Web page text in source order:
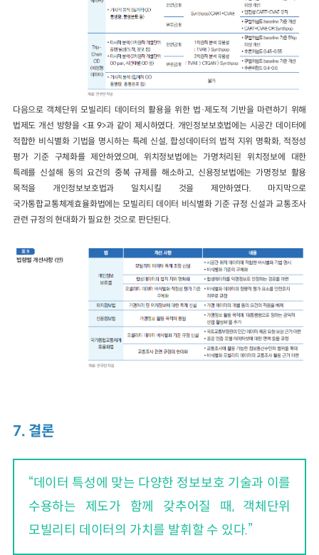
다음으로 객체단위 모빌리티 데이터의 활용을 위한 법·제도적 기반을 마련하기 위해
법제도 개선 방향을 <표 9>과 같이 제시하였다. 개인정보보호법에는 시공간 데이터에
적합한 비식별화 기법을 명시하는 특례 신설, 합성데이터의 법적 지위 명확화, 적정성
평가 기준 구체화를 제안하였으며, 위치정보법에는 가명처리된 위치정보에 대한
특례를 신설해 동의 요건의 중복 규제를 해소하고, 신용정보법에는 가명정보 활용
목적을 개인정보보호법과 일치시킬 것을 제안하였다. 마지막으로
국가통합교통체계효율화법에는 모빌리티 데이터 비식별화 기준 규정 신설과 교통조사
관련 규정의 현대화가 필요한 것으로 판단된다.
7. 결론
“데이터 특성에 맞는 다양한 정보보호 기술과 이를
수용하는 제도가 함께 갖추어질 때, 객체단위
모빌리티 데이터의 가치를 발휘할 수 있다.”